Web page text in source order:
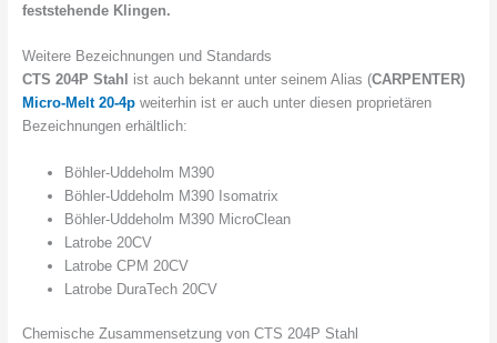
feststehende Klingen.
Weitere Bezeichnungen und Standards
CTS 204P Stahl
ist auch bekannt unter seinem Alias (CARPENTER)
Micro-Melt 20-4pweiterhin ist er auch unter diesen proprietären
Bezeichnungen erhältlich:
Böhler-Uddeholm M390
Böhler-Uddeholm M390 Isomatrix
Böhler-Uddeholm M390 MicroClean
Latrobe 20CV
Latrobe CPM 20CV
Latrobe DuraTech 20CV
Chemische Zusammensetzung von CTS 204P Stahl